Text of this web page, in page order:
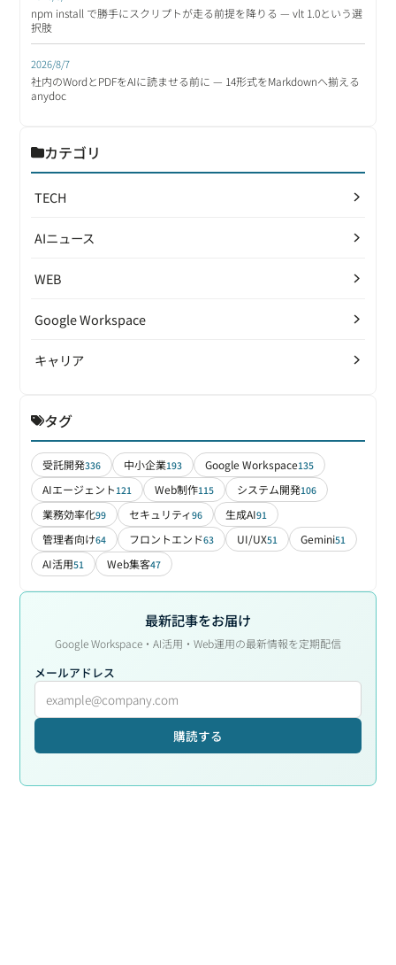
npm install で勝手にスクリプトが走る前提を降りる — vlt 1.0という選
択肢
2026/8/7
社内のWordとPDFをAIに読ませる前に — 14形式をMarkdownへ揃える
anydoc
カテゴリ
TECH
AIニュース
WEB
Google Workspace
キャリア
タグ
受託開発336 中小企業193 Google Workspace135
AIエージェント 121 Web制作115 システム開発106
業務効率化99 セキュリティ96 生成AI91
管理者向け64 フロントエンド63 UI/UX51 Gemini51
AI活用51 Web集客47
最新記事をお届け
Google Workspace・AI活用・Web運用の最新情報を定期配信
メールアドレス
購読する